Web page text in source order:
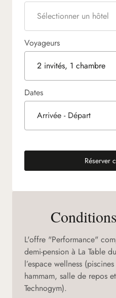
Sélectionner un hôtel
Voyageurs
2 invités, 1 chambre
Dates
Arrivée - Départ
Réserver
L'offre "Performance"
demi-pension à La Table
l’espace wellness
hammam, salle de repos
Technogym).